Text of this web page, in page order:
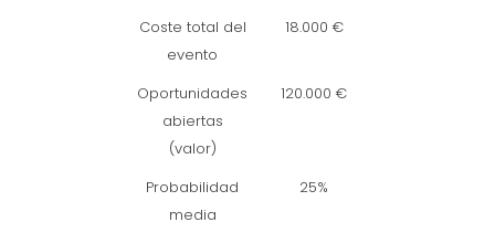
Coste total del
evento
18.000 €
Oportunidades
abiertas
(valor)
120.000 €
Probabilidad
media
25%